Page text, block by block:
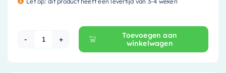
Mondiaz Vrijstaand bad Float - 170x80cm -
Toevoegen aan
winkelwagen